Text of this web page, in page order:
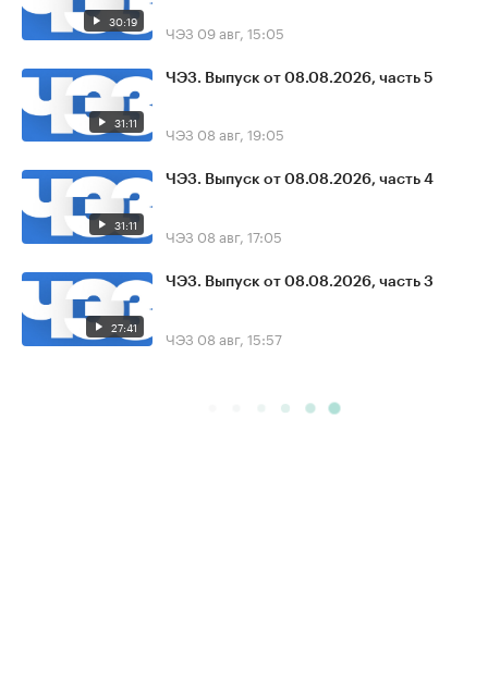
30:19 ЧЭЗ 09 авг, 15:05
31:11
ЧЭЗ. Выпуск от 08.08.2026, часть 5
ЧЭЗ 08 авг, 19:05
31:11
ЧЭЗ. Выпуск от 08.08.2026, часть 4
ЧЭЗ 08 авг, 17:05
27:41
ЧЭЗ. Выпуск от 08.08.2026, часть 3
ЧЭЗ 08 авг, 15:57